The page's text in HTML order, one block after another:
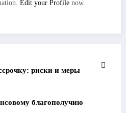
Edit your Profile now.
риски и меры
благополучию